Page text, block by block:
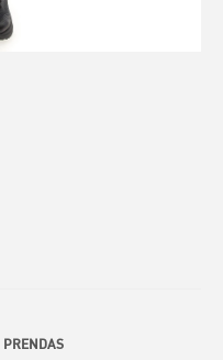
PRENDAS